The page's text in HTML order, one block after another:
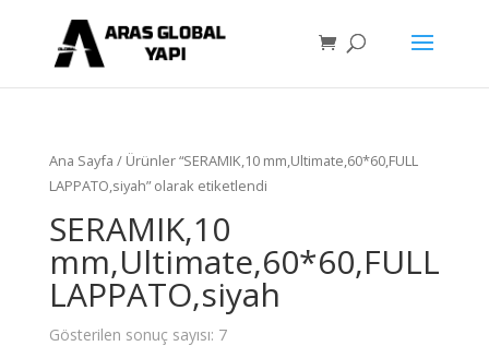
Ana Sayfa / Ürünler “SERAMIK,10 mm,Ultimate,60*60,FULL
LAPPATO,siyah” olarak etiketlendi
SERAMIK,10
mm,Ultimate,60*60,FULL
LAPPATO,siyah
Gösterilen sonuç sayısı: 7